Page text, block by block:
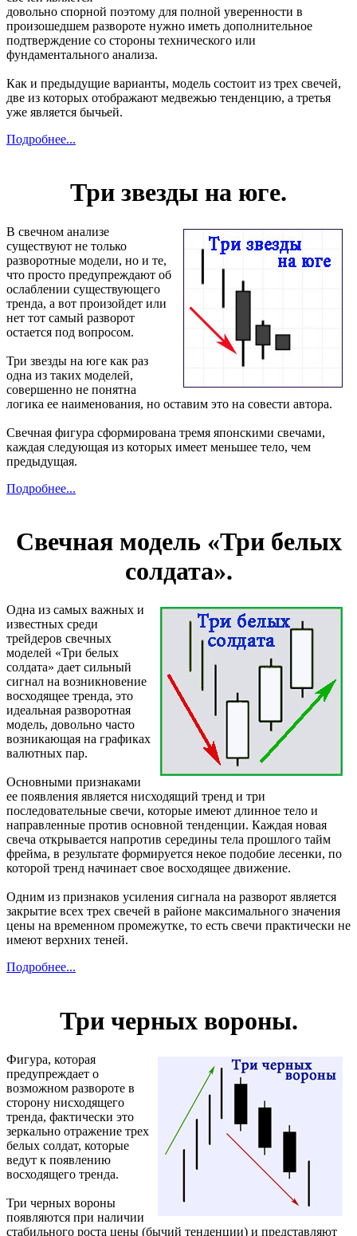
довольно спорной поэтому для полной уверенности в
произошедшем развороте нужно иметь дополнительное
подтверждение со стороны технического или
фундаментального анализа.
Как и предыдущие варианты, модель состоит из трех свечей,
две из которых отображают медвежью тенденцию, а третья
уже является бычьей.
Подробнее...
Три звезды на юге.
В свечном анализе
существуют не только
разворотные модели, но и те,
что просто предупреждают об
ослаблении существующего
тренда, а вот произойдет или
нет тот самый разворот
остается под вопросом.
Три звезды на юге как раз
одна из таких моделей,
совершенно не понятна
логика ее наименования, но оставим это на совести автора.
Свечная фигура сформирована тремя японскими свечами,
каждая следующая из которых имеет меньшее тело, чем
предыдущая.
Подробнее...
Свечная модель «Три белых
солдата».
Одна из самых важных и
известных среди
трейдеров свечных
моделей «Три белых
солдата» дает сильный
сигнал на возникновение
восходящее тренда, это
идеальная разворотная
модель, довольно часто
возникающая на графиках
валютных пар.
Основными признаками
ее появления является нисходящий тренд и три
последовательные свечи, которые имеют длинное тело и
направленные против основной тенденции. Каждая новая
свеча открывается напротив середины тела прошлого тайм
фрейма, в результате формируется некое подобие лесенки, по
которой тренд начинает свое восходящее движение.
Одним из признаков усиления сигнала на разворот является
закрытие всех трех свечей в районе максимального значения
цены на временном промежутке, то есть свечи практически не
имеют верхних теней.
Подробнее...
Три черных вороны.
Фигура, которая
предупреждает о
возможном развороте в
сторону нисходящего
тренда, фактически это
зеркально отражение трех
белых солдат, которые
ведут к появлению
восходящего тренда.
Три черных вороны
появляются при наличии
стабильного роста цены (бычий тенденции) и представляют